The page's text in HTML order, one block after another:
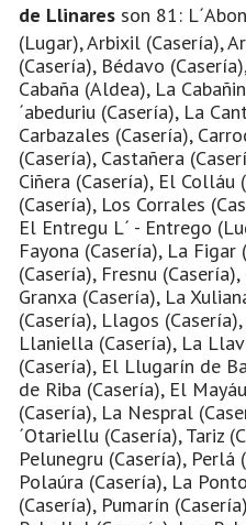
de Llinares son 81:
(Lugar), Arbixil (Casería),
(Casería), Bédavo
Cabaña (Aldea), La
´abeduriu (Casería), La
Carbazales (Casería),
(Casería), Castañera
Ciñera (Casería), El Colláu
(Casería), Los Corrales
El Entregu L´ - Entrego
Fayona (Casería), La Figar
(Casería), Fresnu
Granxa (Casería), La
(Casería), Llagos
Llaniella (Casería), La
(Casería), El Llugarín de
de Riba (Casería), El
(Casería), La Nespral
´Otariellu (Casería), Tariz
Pelunegru (Casería), Perlá
Polaúra (Casería), La
(Casería), Pumarín